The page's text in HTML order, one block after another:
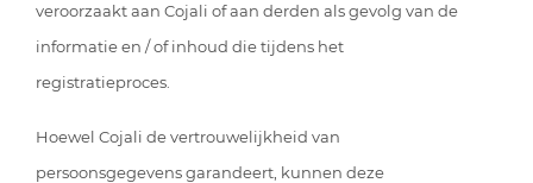
veroorzaakt aan Cojali of aan derden als gevolg van de
informatie en / of inhoud die tijdens het
registratieproces.
Hoewel Cojali de vertrouwelijkheid van
persoonsgegevens garandeert, kunnen deze